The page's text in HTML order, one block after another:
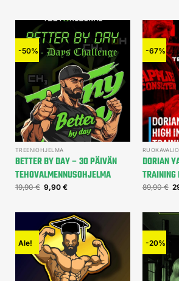
-50%
TREENIOHJELMA
BETTER BY DAY – 30 PÄIVÄN
TEHOVALMENNUSOHJELMA
19,90€ 9,90€
-67%
RUOKAVALIO
DORIAN
TRAINING
89,90€
Ale! -20%